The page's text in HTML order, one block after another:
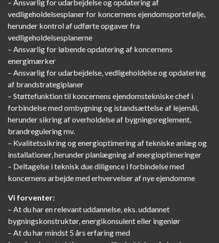
– Ansvarlig for udarbejdelse og opdatering af
vedligeholdelsesplaner for koncernens ejendomsportefølje,
herunder kontrol af udførte opgaver fra
vedligeholdelsesplanerne
– Ansvarlig for løbende opdatering af koncernens
energimærker
– Ansvarlig for udarbejdelse, vedligeholdelse og opdatering
af brandstrategiplaner
– Støttefunktion til koncernens ejendomstekniske chef i
forbindelse med ombygning og istandsættelse af lejemål,
herunder sikring af overholdelse af bygningsreglement,
brandregulering mv.
– Kvalitetssikring og energioptimering af tekniske anlæg og
installationer, herunder planlægning af energioptimeringer
– Deltagelse i teknisk due diligence i forbindelse med
koncernens arbejde med erhvervelser af nye ejendomme
Vi forventer:
– At du har en relevant uddannelse, eks. uddannet
bygningskonstruktør, energikonsulent eller ingeniør
– At du har mindst 5 års erfaring med